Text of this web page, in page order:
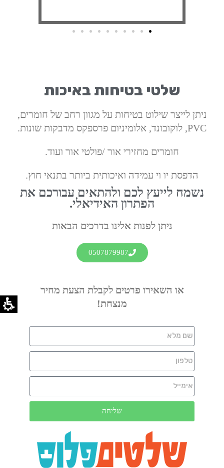
שלטי בטיחות באיכות
ניתן לייצר שילוט בטיחות על מגוון רחב של חומרים,
PVC, לוקובונד, אלומיניום פרספקס מדבקות שונות.
חומרים מחזירי אור /פולטי אור ועוד.
הדפסת יו וי עמידה ואיכותית ביותר בתנאי חוץ.
נשמח לייעץ לכם ולהתאים עבורכם את
הפתרון האידיאלי.
ניתן לפנות אלינו בדרכים הבאות
0507879987
או השאירו פרטים לקבלת הצעת מחיר
מנצחת!
שליחה